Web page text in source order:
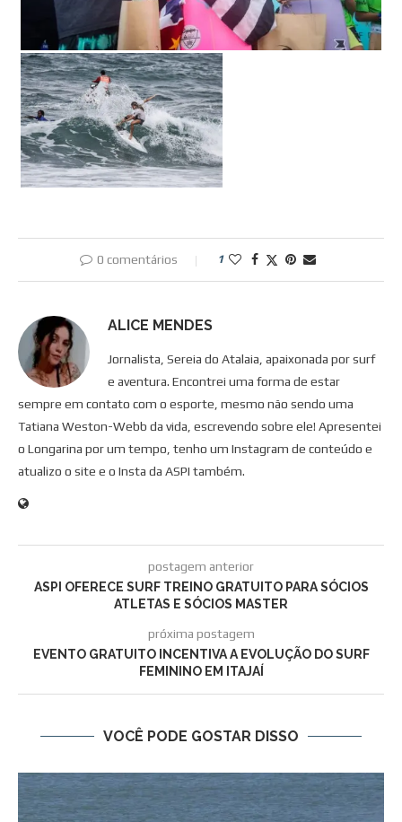
0 comentários 1
ALICE MENDES
Jornalista, Sereia do Atalaia, apaixonada por surf
e aventura. Encontrei uma forma de estar
sempre em contato com o esporte, mesmo não sendo uma
Tatiana Weston-Webb da vida, escrevendo sobre ele! Apresentei
o Longarina por um tempo, tenho um Instagram de conteúdo e
atualizo o site e o Insta da ASPI também.
postagem anterior
ASPI OFERECE SURF TREINO GRATUITO PARA SÓCIOS
ATLETAS E SÓCIOS MASTER
próxima postagem
EVENTO GRATUITO INCENTIVA A EVOLUÇÃO DO SURF
FEMININO EM ITAJAÍ
VOCÊ PODE GOSTAR DISSO